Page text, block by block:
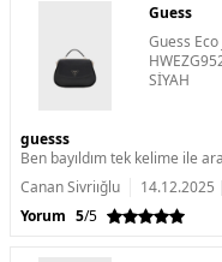
Guess
Guess Eco
SİYAH
guesss
Ben bayıldım tek kelime ile
Canan Sivriığlu
14.12.2025
Yorum 5/5